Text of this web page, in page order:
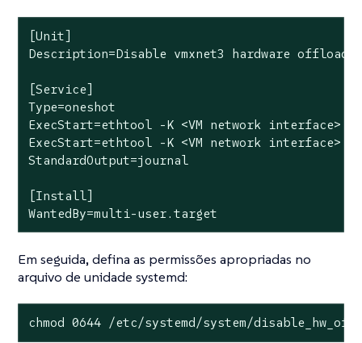
[Unit]
Description=Disable vmxnet3 hardware
[Service]
Type=oneshot
ExecStart=ethtool -K <VM network interface>
ExecStart=ethtool -K <VM network interface>
StandardOutput=journal
[Install]
WantedBy=multi-user.target
Em seguida, defina as permissões apropriadas no
arquivo de unidade systemd:
chmod 0644 /etc/systemd/system/